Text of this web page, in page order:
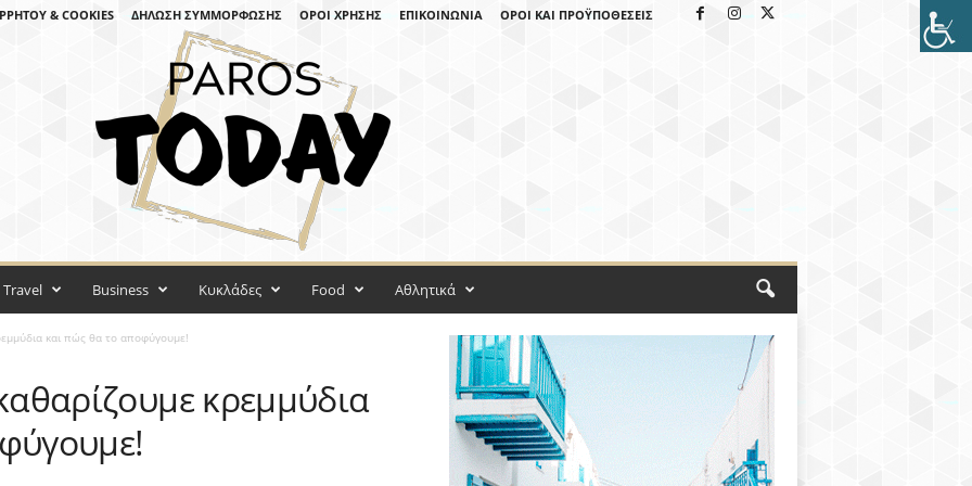
& COOKIES ΔΉΛΩΣΗ ΣΥΜΜΌΡΦΩΣΗΣ ΌΡΟΙ ΧΡΉΣΗΣ ΕΠΙΚΟΙΝΩΝΊΑ ΌΡΟΙ ΚΑΙ ΠΡΟΫΠΟΘΈΣΕΙΣ
Travel Business Κυκλάδες Food Αθλητικά
και πώς θα το αποφύγουμε!
κρεμμύδια